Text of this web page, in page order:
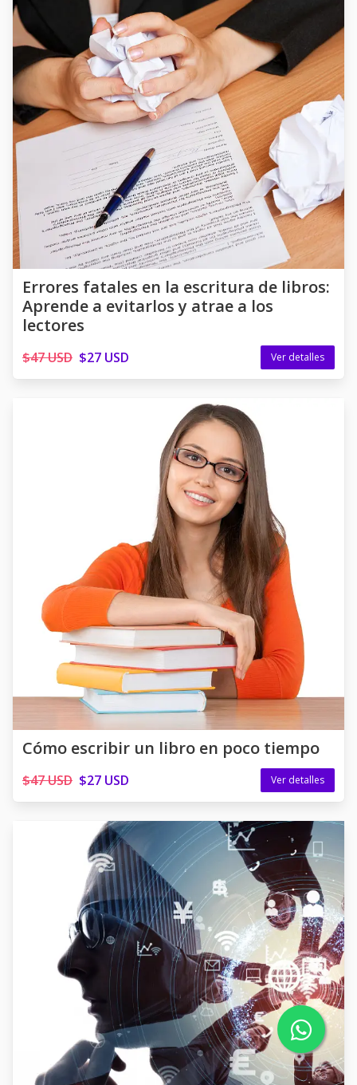
Errores fatales en la escritura de libros:
Aprende a evitarlos y atrae a los
lectores
$47 USD $27 USD Ver detalles
Cómo escribir un libro en poco tiempo
$47 USD $27 USD Ver detalles